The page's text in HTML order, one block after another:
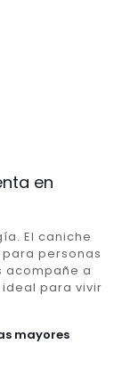
en
El caniche
personas
acompañe a
ideal para vivir
mayores